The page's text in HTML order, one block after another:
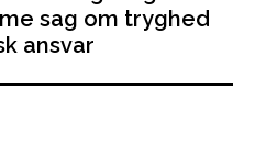
sag om tryghed
ansvar